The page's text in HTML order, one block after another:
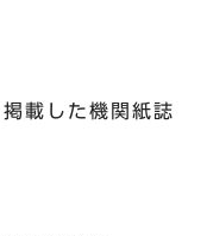
載した機関紙誌